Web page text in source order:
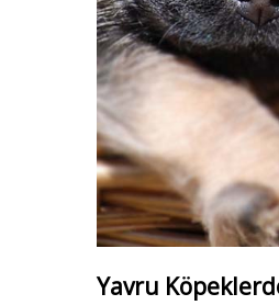
Yavru